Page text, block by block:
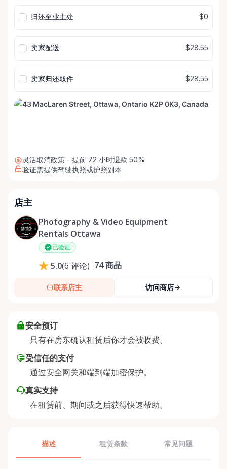
归还至业主处 $0
卖家配送 $28.55
卖家归还取件 $28.55
灵活取消政策 - 提前 72 小时退款 50%
验证需提供驾驶执照或护照副本
店主
Photography & Video Equipment
Rentals Ottawa
已验证
5.0(6 评论) 74商品
联系店主 访问商店
安全预订
只有在房东确认租赁后你才会被收费。
受信任的支付
通过安全网关和端到端加密保护。
真实支持
在租赁前、期间或之后获得快速帮助。
描述 租赁条款 常见问题